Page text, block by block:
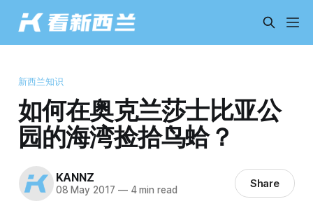
新西兰知识
如何在奥克兰莎士比亚公
园的海湾捡拾鸟蛤？
KANNZ
08 May 2017 —4 min read Share